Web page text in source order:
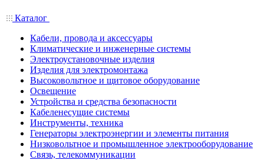
Каталог
Кабели, провода и аксессуары
Климатические и инженерные системы
Электроустановочные изделия
Изделия для электромонтажа
Высоковольтное и щитовое оборудование
Освещение
Устройства и средства безопасности
Кабеленесущие системы
Инструменты, техника
Генераторы электроэнергии и элементы питания
Низковольтное и промышленное электрооборудование
Связь, телекоммуникации